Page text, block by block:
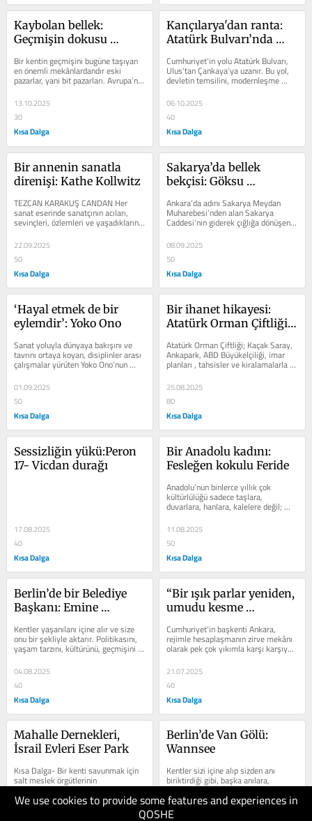
We use cookies to provide some features and experiences in
QOSHE
Kaybolan bellek:
Geçmişin dokusu
Bir kentin geçmişini bugüne taşıyan
en önemli mekânlardandır eski
pazarlar, yani bit pazarları. Avrupa’nın
fleamarketleri. Avrupa...
13.10.2025
30
Kısa Dalga
Kançılarya'dan ranta:
Atatürk Bulvarı’nda
Cumhuriyet’in yolu Atatürk Bulvarı,
Ulus’tan Çankaya’ya uzanır. Bu yol,
devletin temsilini, modernleşme
hayalini ve kamusal yaşamın...
06.10.2025
40
Kısa Dalga
Bir annenin sanatla
direnişi: Kathe Kollwitz
TEZCAN KARAKUŞ CANDAN Her
sanat eserinde sanatçının acıları,
sevinçleri, özlemleri ve yaşadıklarının
izleri vardır. Bu izler, sanatın...
22.09.2025
50
Kısa Dalga
Sakarya’da bellek
bekçisi: Göksu
Ankara’da adını Sakarya Meydan
Muharebesi’nden alan Sakarya
Caddesi’nin giderek çığlığa dönüşen
hikâyesine “Sakarya’nın Kentsel...
08.09.2025
50
Kısa Dalga
‘Hayal etmek de bir
eylemdir’: Yoko Ono
Sanat yoluyla dünyaya bakışını ve
tavrını ortaya koyan, disiplinler arası
çalışmalar yürüten Yoko Ono’nun
“Dream Together- birlikte...
01.09.2025
50
Kısa Dalga
Bir ihanet hikayesi:
Atatürk Orman Çiftliği,
Atatürk Orman Çiftliği; Kaçak Saray,
Ankapark, ABD Büyükelçiliği, imar
planları , tahsisler ve kiralamalarla
talanı ve mücadele yöntemleri...
25.08.2025
80
Kısa Dalga
Sessizliğin yükü:Peron
17- Vicdan durağı
17.08.2025
40
Kısa Dalga
Bir Anadolu kadını:
Fesleğen kokulu Feride
Anadolu’nun binlerce yıllık çok
kültürlülüğü sadece taşlara,
duvarlara, hanlara, kalelere değil;
kadınların içine akıttığı...
11.08.2025
50
Kısa Dalga
Berlin’de bir Belediye
Başkanı: Emine
Kentler yaşanılanı içine alır ve size
onu bir şekliyle aktarır. Politikasını,
yaşam tarzını, kültürünü, geçmişini
tarihini okursunuz...
04.08.2025
40
Kısa Dalga
“Bir ışık parlar yeniden,
umudu kesme
Cumhuriyet’in başkenti Ankara,
rejimle hesaplaşmanın zirve mekânı
olarak pek çok yıkımla karşı karşıya
kaldı. Yıllardır yerel...
21.07.2025
40
Kısa Dalga
Mahalle Dernekleri,
İsrail Evleri Eser Park
Kısa Dalga- Bir kenti savunmak için
salt meslek örgütlerinin
yetmeyeceğini ve mahalle
derneklerinin varlığının ne kadar
anlamlı olduğunu,...
Berlin’de Van Gölü:
Wannsee
Kentler sizi içine alıp sizden anı
biriktirdiği gibi, başka anılara,
olaylara da ev sahipliği yapar. Bir
heykel, bir yapı, bir park, sokaklar,...
30.06.2025